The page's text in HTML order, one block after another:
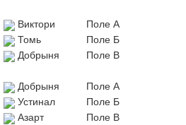
Виктори
Поле А
Томь
Поле Б
Добрыня
Поле В
Добрыня
Поле А
Устинал
Поле Б
Азарт
Поле В